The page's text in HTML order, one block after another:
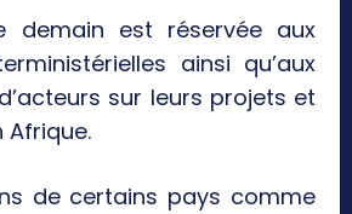
demain est réservée aux
ainsi qu’aux
sur leurs projets et
Afrique.
de certains pays comme